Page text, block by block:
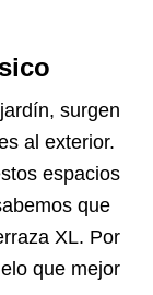
surgen
al exterior.
espacios
que
XL. Por
que mejor